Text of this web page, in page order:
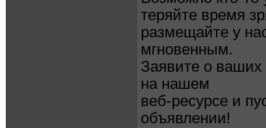
теряйте время
размещайте у
мгновенным.
Заявите о ваших
на нашем
веб-ресурсе и
объявлении!